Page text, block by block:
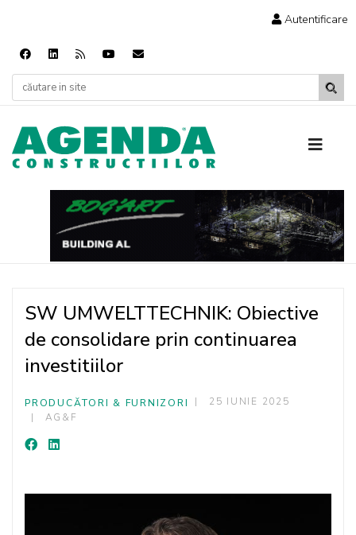
Autentificare
SW UMWELTTECHNIK: Obiective
de consolidare prin continuarea
investitiilor
PRODUCĂTORI & FURNIZORI
25 IUNIE 2025
AG&F